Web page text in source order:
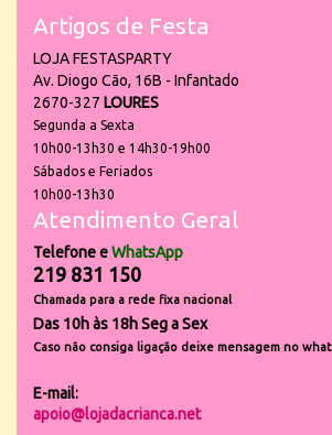
Artigos de Festa
LOJA FESTASPARTY
Av. Diogo Cão, 16B - Infantado
2670-327 LOURES
Segunda a Sexta
10h00-13h30 e 14h30-19h00
Sábados e Feriados
10h00-13h30
Atendimento Geral
Telefone eWhatsApp
219 831 150
Chamada para a rede fixa nacional
Das 10h às 18h Seg a Sex
Caso não consiga ligação deixe mensagem no
E-mail:
apoio@lojadacrianca.net